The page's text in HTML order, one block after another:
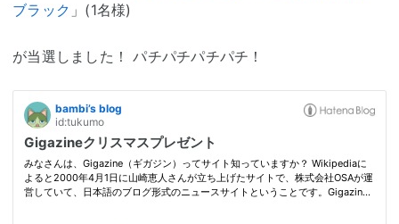
ブラック 」(1名様)
が当選しました！ パチパチパチパチ！